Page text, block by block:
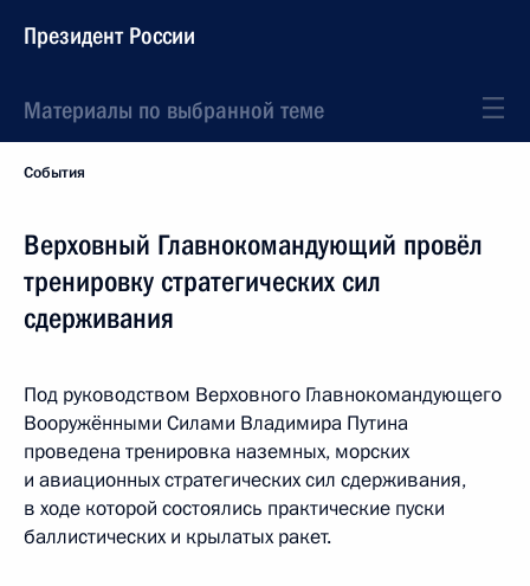
Президент России
Материалы по выбранной теме
События
Верховный Главнокомандующий провёл
тренировку стратегических сил
сдерживания
Под руководством Верховного Главнокомандующего
Вооружёнными Силами Владимира Путина
проведена тренировка наземных, морских
и авиационных стратегических сил сдерживания,
в ходе которой состоялись практические пуски
баллистических и крылатых ракет.